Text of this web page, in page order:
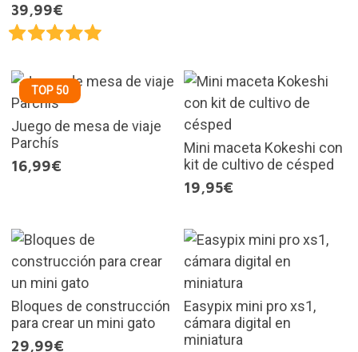
39,99€
TOP 50
Juego de mesa de viaje
Parchís
16,99€
Mini maceta Kokeshi con
kit de cultivo de césped
19,95€
Bloques de construcción
para crear un mini gato
29,99€
Easypix mini pro xs1,
cámara digital en
miniatura